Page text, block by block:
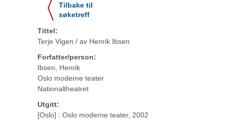
Tilbake til
søketreff
Tittel:
Terje Vigen / av Henrik Ibsen
Forfatter/person:
Ibsen, Henrik
Oslo moderne teater
Nationaltheatret
Utgitt:
[Oslo] : Oslo moderne teater, 2002